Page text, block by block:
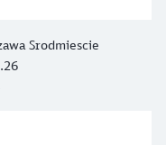
Srodmiescie